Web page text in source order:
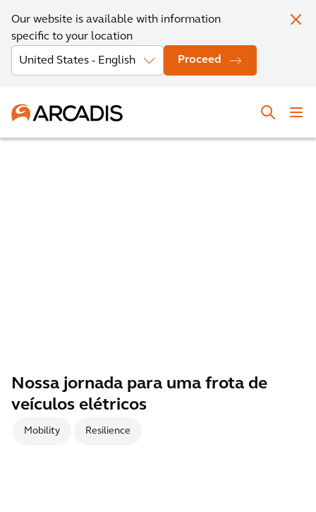
Our website is available with information
specific to your location
Proceed
Nossa jornada para uma frota de
veículos elétricos
Mobility Resilience